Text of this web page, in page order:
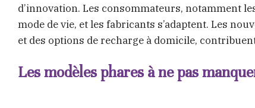
d’innovation. Les consommateurs, notamment
mode de vie, et les fabricants s’adaptent. Les
et des options de recharge à domicile,
Les modèles phares à ne pas